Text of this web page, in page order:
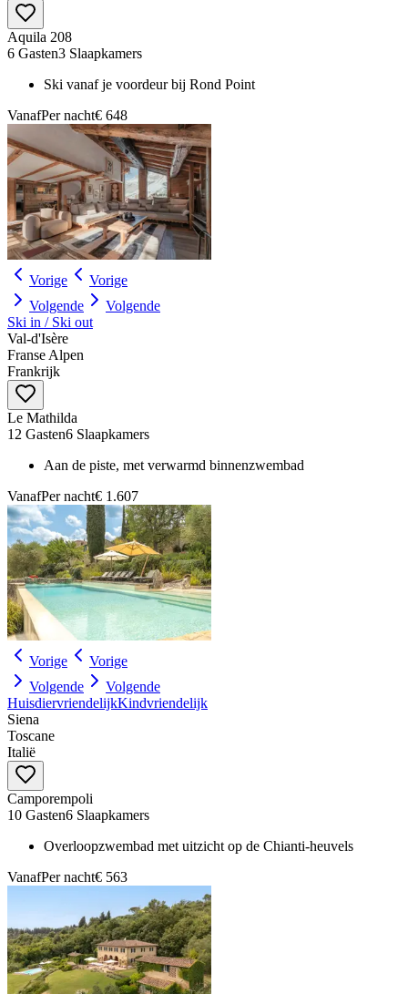
Aquila 208
6 Gasten3 Slaapkamers
Ski vanaf je voordeur bij Rond Point
VanafPer nacht€ 648
Vorige
Vorige
Volgende
Volgende
Ski in / Ski out
Val‑d'Isère
Franse Alpen
Frankrijk
Le Mathilda
12 Gasten6 Slaapkamers
Aan de piste, met verwarmd binnenzwembad
VanafPer nacht€ 1.607
Vorige
Vorige
Volgende
Volgende
HuisdiervriendelijkKindvriendelijk
Siena
Toscane
Italië
Camporempoli
10 Gasten6 Slaapkamers
Overloopzwembad met uitzicht op de Chianti-heuvels
VanafPer nacht€ 563